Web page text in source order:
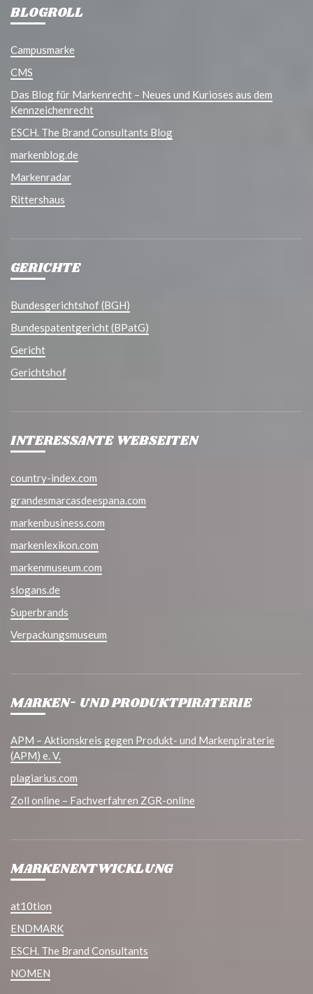
BLOGROLL
Campusmarke
CMS
Das Blog für Markenrecht – Neues und Kurioses aus dem
Kennzeichenrecht
ESCH. The Brand Consultants Blog
markenblog.de
Markenradar
Rittershaus
GERICHTE
Bundesgerichtshof (BGH)
Bundespatentgericht (BPatG)
Gericht
Gerichtshof
INTERESSANTE WEBSEITEN
country-index.com
grandesmarcasdeespana.com
markenbusiness.com
markenlexikon.com
markenmuseum.com
slogans.de
Superbrands
Verpackungsmuseum
MARKEN- UND PRODUKTPIRATERIE
APM – Aktionskreis gegen Produkt- und Markenpiraterie
(APM) e. V.
plagiarius.com
Zoll online – Fachverfahren ZGR-online
MARKENENTWICKLUNG
at10tion
ENDMARK
ESCH. The Brand Consultants
NOMEN